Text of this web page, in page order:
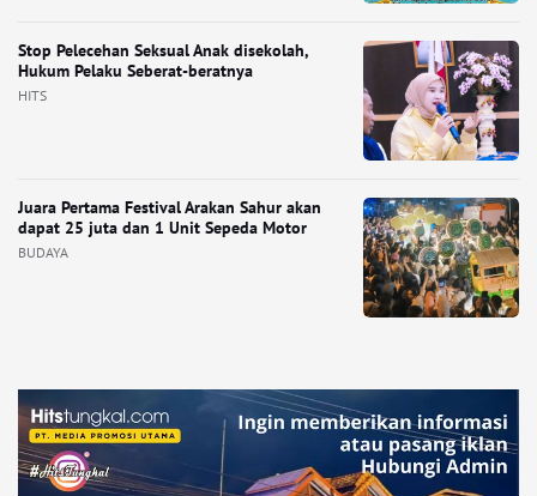
Stop Pelecehan Seksual Anak disekolah,
Hukum Pelaku Seberat-beratnya
HITS
Juara Pertama Festival Arakan Sahur akan
dapat 25 juta dan 1 Unit Sepeda Motor
BUDAYA